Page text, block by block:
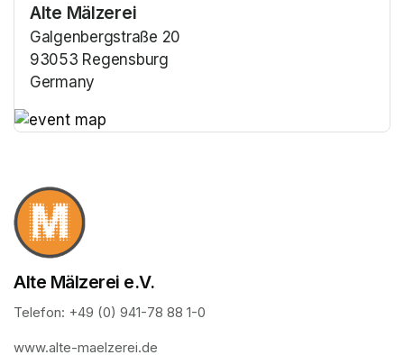
Alte Mälzerei
Galgenbergstraße 20
93053 Regensburg
Germany
Alte Mälzerei e.V.
Telefon: +49 (0) 941-78 88 1-0
www.alte-maelzerei.de